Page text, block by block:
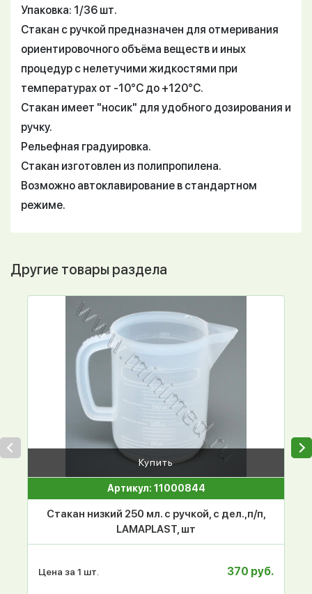
Упаковка: 1/36 шт.
Стакан с ручкой предназначен для отмеривания
ориентировочного объёма веществ и иных
процедур с нелетучими жидкостями при
температурах от -10°С до +120°С.
Стакан имеет "носик" для удобного дозирования и
ручку.
Рельефная градуировка.
Стакан изготовлен из полипропилена.
Возможно автоклавирование в стандартном
режиме.
Другие товары раздела
Купить
Артикул: 11000844
Стакан низкий 250 мл. с ручкой, с дел.,п/п,
LAMAPLAST, шт
Цена за 1 шт. 370 руб.